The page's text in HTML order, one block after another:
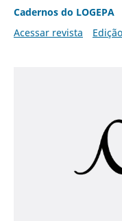
Cadernos do LOGEPA
Acessar revista